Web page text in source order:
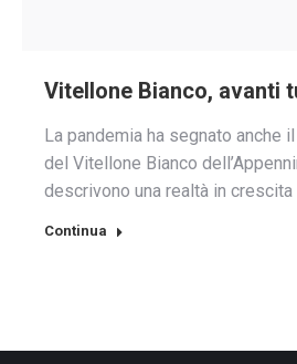
Vitellone Bianco, avanti
La pandemia ha segnato anche
del Vitellone Bianco
descrivono una realtà in crescita
Continua